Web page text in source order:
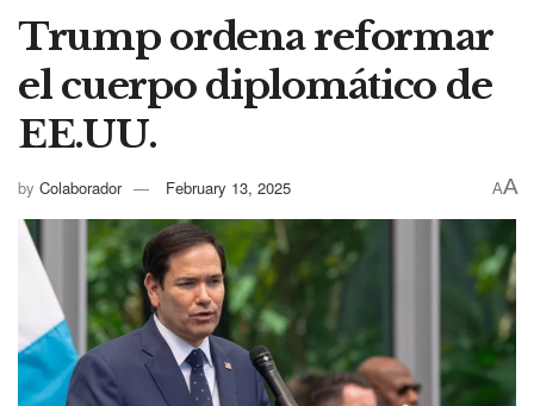
Trump ordena reformar
el cuerpo diplomático de
EE.UU.
by Colaborador February 13, 2025 AA